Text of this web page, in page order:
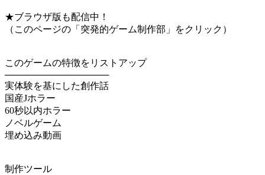
★ブラウザ版も配信中！
（このページの「突発的ゲーム制作部」をクリック）
このゲームの特徴をリストアップ
────────────────
実体験を基にした創作話
国産Jホラー
60秒以内ホラー
ノベルゲーム
埋め込み動画
制作ツール